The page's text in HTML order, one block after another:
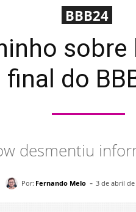
BBB24
final do
desmentiu
Por: Fernando Melo - 3 de abril de